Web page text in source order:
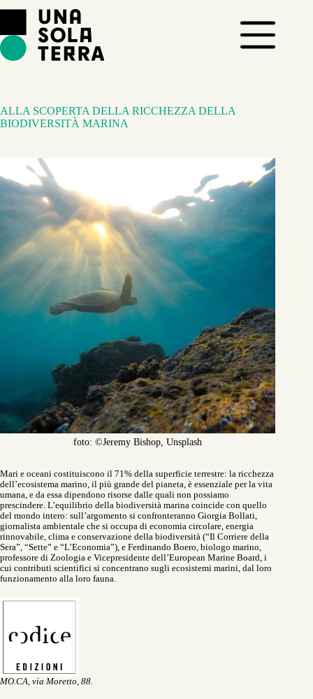
contenuto
ALLA SCOPERTA DELLA RICCHEZZA DELLA
BIODIVERSITÀ MARINA
foto: ©Jeremy Bishop, Unsplash
Mari e oceani costituiscono il 71% della superficie terrestre: la ricchezza
dell’ecosistema marino, il più grande del pianeta, è essenziale per la vita
umana, e da essa dipendono risorse dalle quali non possiamo
prescindere. L’equilibrio della biodiversità marina coincide con quello
del mondo intero: sull’argomento si confronteranno Giorgia Bollati,
giornalista ambientale che si occupa di economia circolare, energia
rinnovabile, clima e conservazione della biodiversità (“Il Corriere della
Sera”, “Sette” e “L’Economia”), e Ferdinando Boero, biologo marino,
professore di Zoologia e Vicepresidente dell’European Marine Board, i
cui contributi scientifici si concentrano sugli ecosistemi marini, dal loro
funzionamento alla loro fauna.
MO.CA, via Moretto, 88.